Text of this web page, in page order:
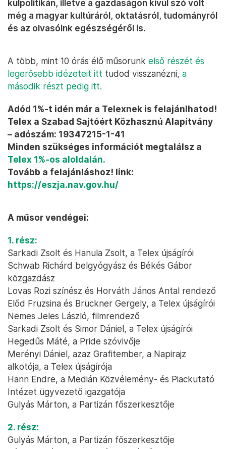
külpolitikán, illetve a gazdaságon kívül szó volt
még a magyar kultúráról, oktatásról, tudományról
és az olvasóink egészségéről is.
A több, mint 10 órás élő műsorunk első részét és
legerősebb idézeteit itt tudod visszanézni, a
második részt pedig itt.
Adód 1%-t idén már a Telexnek is felajánlhatod!
Telex a Szabad Sajtóért Közhasznú Alapítvány
– adószám: 19347215-1-41
Minden szükséges információt megtalálsz a
Telex 1%-os aloldalán.
Tovább a felajánláshoz! link:
https://eszja.nav.gov.hu/
A műsor vendégei:
1. rész:
Sarkadi Zsolt és Hanula Zsolt, a Telex újságírói
Schwab Richárd belgyógyász és Békés Gábor
közgazdász
Lovas Rozi színész és Horváth János Antal rendező
Előd Fruzsina és Brückner Gergely, a Telex újságírói
Nemes Jeles László, filmrendező
Sarkadi Zsolt és Simor Dániel, a Telex újságírói
Hegedűs Máté, a Pride szóvivője
Merényi Dániel, azaz Grafitember, a Napirajz
alkotója, a Telex újságírója
Hann Endre, a Medián Közvélemény- és Piackutató
Intézet ügyvezető igazgatója
Gulyás Márton, a Partizán főszerkesztője
2. rész:
Gulyás Márton, a Partizán főszerkesztője